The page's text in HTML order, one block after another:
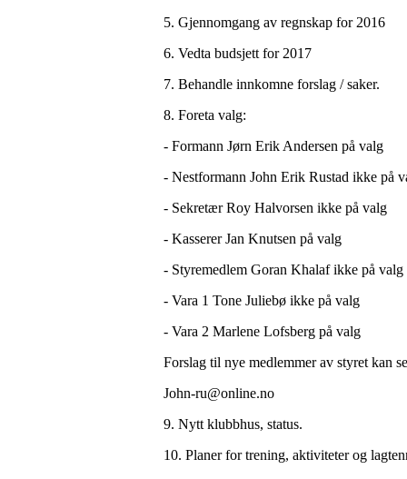
5. Gjennomgang av regnskap for 2016
6. Vedta budsjett for 2017
7. Behandle innkomne forslag / saker.
8. Foreta valg:
- Formann Jørn Erik Andersen på valg
- Nestformann John Erik Rustad ikke på
- Sekretær Roy Halvorsen ikke på valg
- Kasserer Jan Knutsen på valg
- Styremedlem Goran Khalaf ikke på valg
- Vara 1 Tone Juliebø ikke på valg
- Vara 2 Marlene Lofsberg på valg
Forslag til nye medlemmer av styret kan
John-ru@online.no
9. Nytt klubbhus, status.
10. Planer for trening, aktiviteter og